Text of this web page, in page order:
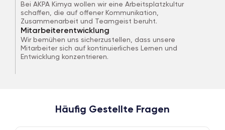
Bei AKPA Kimya wollen wir eine Arbeitsplatzkultur
schaffen, die auf offener Kommunikation,
Zusammenarbeit und Teamgeist beruht.
Mitarbeiterentwicklung
Wir bemühen uns sicherzustellen, dass unsere
Mitarbeiter sich auf kontinuierliches Lernen und
Entwicklung konzentrieren.
Häufig Gestellte Fragen